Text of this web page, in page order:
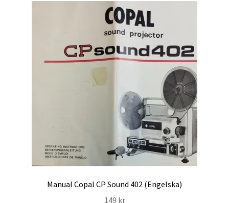
Manual Copal CP Sound 402 (Engelska)
149 kr